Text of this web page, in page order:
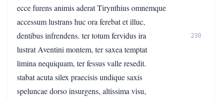
ecce furens animis aderat Tirynthius omnemque
accessum lustrans huc ora ferebat et illuc,
dentibus infrendens. ter totum fervidus ira
230
lustrat Aventini montem, ter saxea temptat
limina nequiquam, ter fessus valle resedit.
stabat acuta silex praecisis undique saxis
speluncae dorso insurgens, altissima visu,